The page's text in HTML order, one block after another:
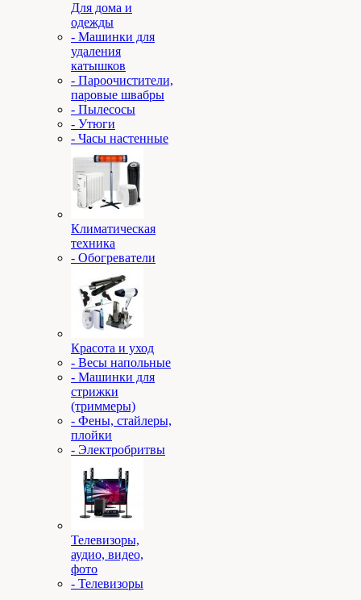
Для дома и
одежды
- Машинки для
удаления
катышков
- Пароочистители,
паровые швабры
- Пылесосы
- Утюги
- Часы настенные
Климатическая
техника
- Обогреватели
Красота и уход
- Весы напольные
- Машинки для
стрижки
(триммеры)
- Фены, стайлеры,
плойки
- Электробритвы
Телевизоры,
аудио, видео,
фото
- Телевизоры